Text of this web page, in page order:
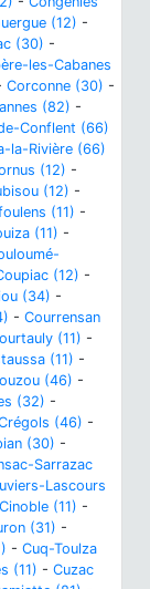
(12) -
(30) -
les-Cabanes
Corconne (30) -
(82) -
Conflent (66)
la-Rivière (66)
(12) -
(12) -
(11) -
(11) -
(12) -
(34) -
- Courrensan
(11) -
(11) -
(46) -
(32) -
(46) -
(30) -
Sarrazac
Lascours
(11) -
(31) -
- Cuq-Toulza
(11) - Cuzac